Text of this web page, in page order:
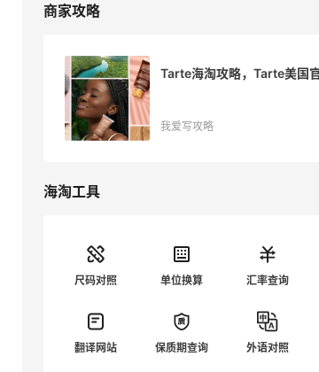
商家攻略
Tarte海淘攻略，Tarte美国
我爱写攻略
海淘工具
尺码对照 单位换算 汇率查询
翻译网站 保质期查询 外语对照